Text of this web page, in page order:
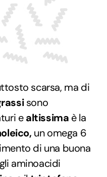
scarsa, ma di
sono
ealtissima è la
un omega 6
di una buona
aminoacidi